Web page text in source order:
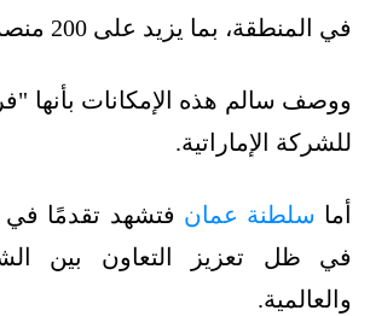
في المنطقة، بما يزيد على 200 منصة.
ووصف سالم هذه الإمكانات بأنها
للشركة الإماراتية.
أما سلطنة عمان فتشهد تقدمًا في
في ظل تعزيز التعاون بين
والعالمية.